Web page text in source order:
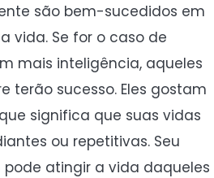
são bem-sucedidos em
vida. Se for o caso de
mais inteligência, aqueles
terão sucesso. Eles gostam
significa que suas vidas
ou repetitivas. Seu
atingir a vida daqueles